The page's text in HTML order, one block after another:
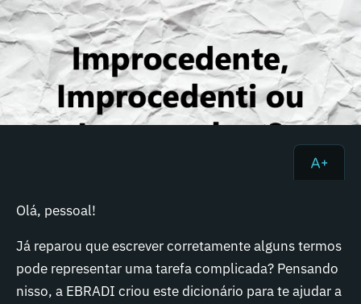
Olá, pessoal!
Já reparou que escrever corretamente alguns termos
pode representar uma tarefa complicada? Pensando
nisso, a EBRADI criou este dicionário para te ajudar a